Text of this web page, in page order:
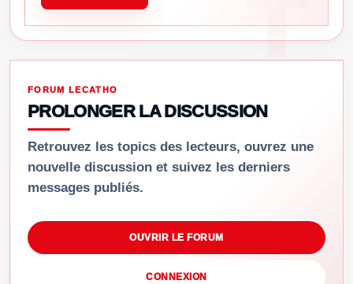
FORUM LECATHO
PROLONGER LA DISCUSSION
Retrouvez les topics des lecteurs, ouvrez une
nouvelle discussion et suivez les derniers
messages publiés.
OUVRIR LE FORUM
CONNEXION